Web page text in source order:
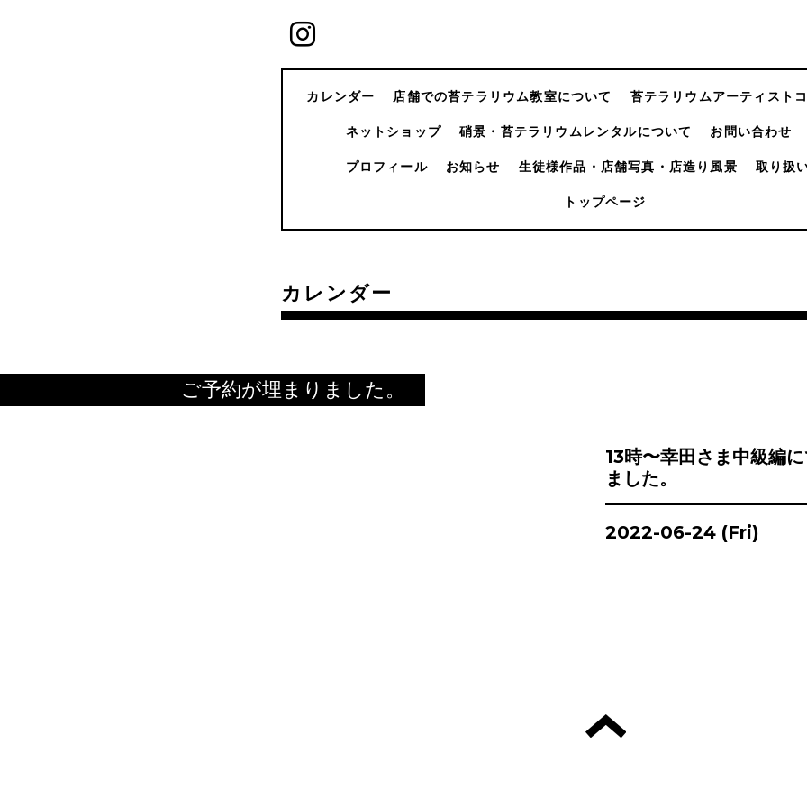
カレンダー 店舗での苔テラリウム教室について 苔テラリウムアーティスト
ネットショップ 硝景・苔テラリウムレンタルについて お問い合わせ
プロフィール お知らせ 生徒様作品・店舗写真・店造り風景 取り扱
トップページ
カレンダー
ご予約が埋まりました。
13時〜幸田さま中級編
ました。
2022-06-24 (Fri)